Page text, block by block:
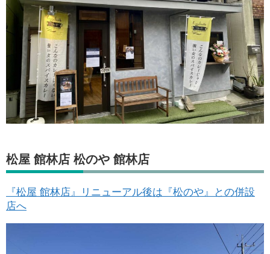
松屋 館林店 松のや 館林店
『松屋 館林店』リニューアル後は『松のや』との併設
店へ